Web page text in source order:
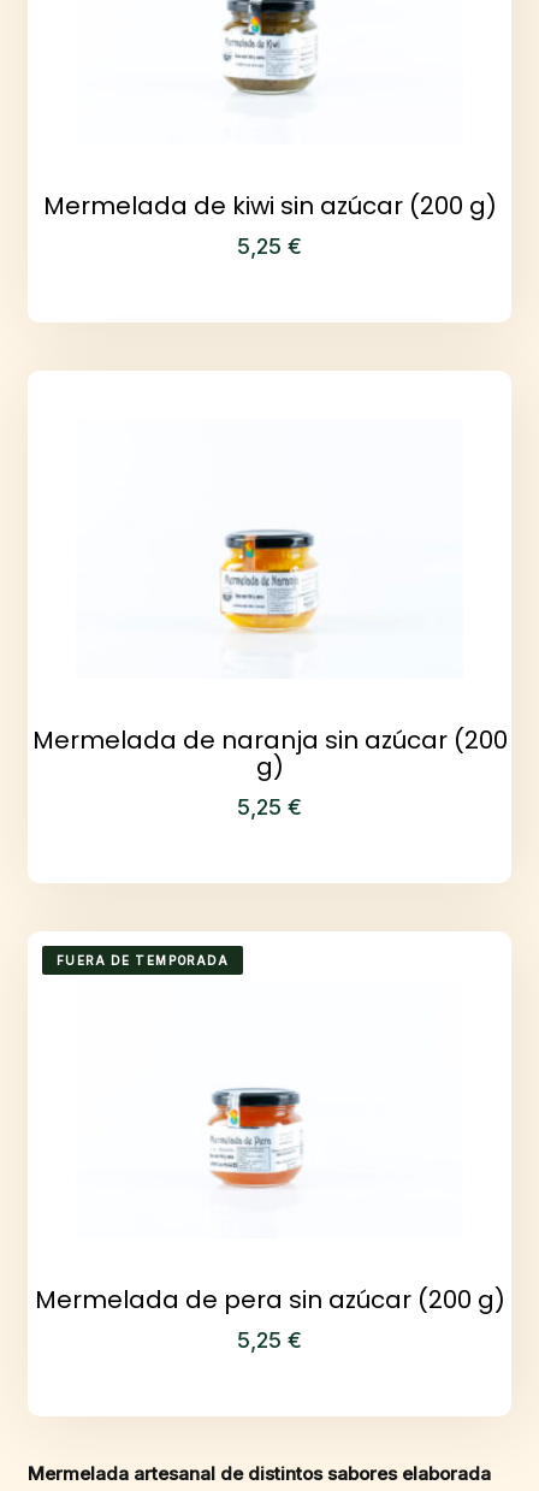
Mermelada de kiwi sin azúcar (200 g)
5,25 €
Mermelada de naranja sin azúcar (200
g)
5,25 €
FUERA DE TEMPORADA
Mermelada de pera sin azúcar (200 g)
5,25 €
Mermelada artesanal de distintos sabores elaborada